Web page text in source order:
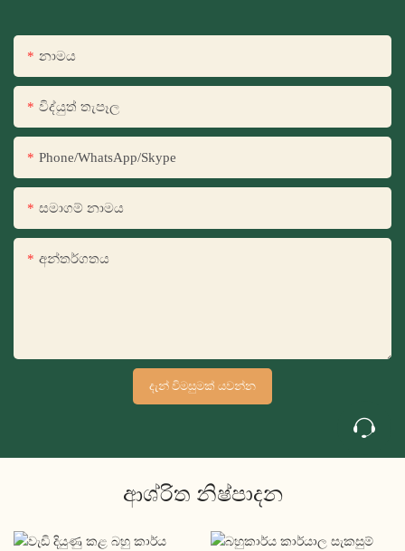
නාමය
විද්යුත් තැපෑල
Phone/WhatsApp/Skype
සමාගම් නාමය
අන්තර්ගතය
දැන් විමසුමක් යවන්න
ආශ්රිත නිෂ්පාදන